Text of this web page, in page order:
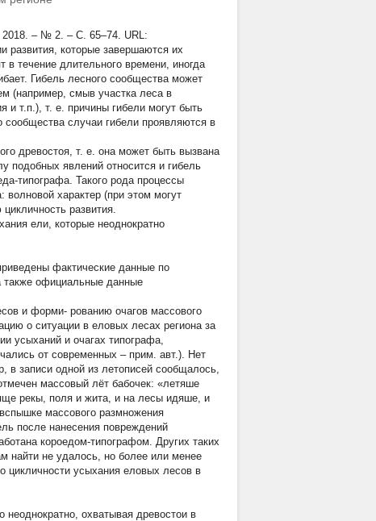
– № 2. – С. 65–74. URL:
развития, которые завершаются их
течение длительного времени, иногда
Гибель лесного сообщества может
(например, смыв участка леса в
и т.п.), т. е. причины гибели могут быть
случаи гибели проявляются в
древостоя, т. е. она может быть вызвана
подобных явлений относится и гибель
типографа. Такого рода процессы
характер (при этом могут
развития.
ели, которые неоднократно
фактические данные по
также официальные данные
и форми- рованию очагов массового
о ситуации в еловых лесах региона за
усыханий и очагах типографа,
от современных – прим. авт.). Нет
в записи одной из летописей сообщалось,
массовый лёт бабочек: «летяше
рекы, поля и жита, и на лесы идяше, и
массового размножения
после нанесения повреждений
короедом-типографом. Других таких
найти не удалось, но более или менее
цикличности усыхания еловых лесов в
охватывая древостои в